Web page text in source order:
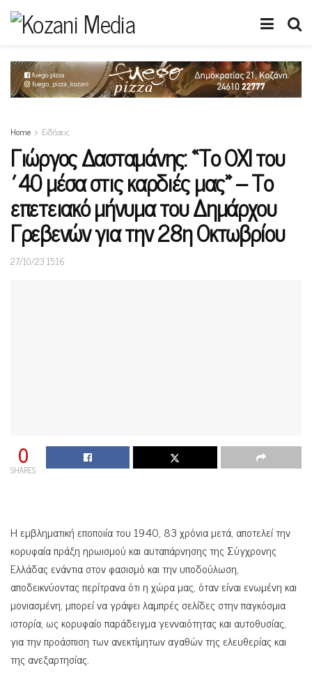
Home Ειδήσεις
Γιώργος Δασταμάνης: «Tο ΟΧΙ του
΄40 μέσα στις καρδιές μας» – Το
επετειακό μήνυμα του Δημάρχου
Γρεβενών για την 28η Οκτωβρίου
27/10/23 15:16
0
SHARES
Η εμβληματική εποποιία του 1940, 83 χρόνια μετά, αποτελεί την
κορυφαία πράξη ηρωισμού και αυταπάρνησης της Σύγχρονης
Ελλάδας ενάντια στον φασισμό και την υποδούλωση,
αποδεικνύοντας περίτρανα ότι η χώρα μας, όταν είναι ενωμένη και
μονιασμένη, μπορεί να γράψει λαμπρές σελίδες στην παγκόσμια
ιστορία, ως κορυφαίο παράδειγμα γενναιότητας και αυτοθυσίας,
για την προάσπιση των ανεκτίμητων αγαθών της ελευθερίας και
της ανεξαρτησίας.